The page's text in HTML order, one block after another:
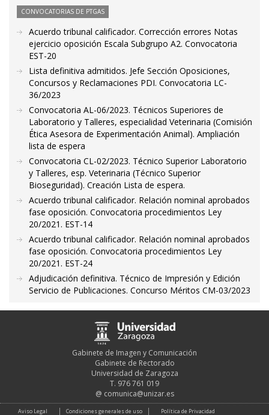
CONVOCATORIAS DE PTGAS
Acuerdo tribunal calificador. Corrección errores Notas
ejercicio oposición Escala Subgrupo A2. Convocatoria
EST-20
Lista definitiva admitidos. Jefe Sección Oposiciones,
Concursos y Reclamaciones PDI. Convocatoria LC-
36/2023
Convocatoria AL-06/2023. Técnicos Superiores de
Laboratorio y Talleres, especialidad Veterinaria (Comisión
Ética Asesora de Experimentación Animal). Ampliación
lista de espera
Convocatoria CL-02/2023. Técnico Superior Laboratorio
y Talleres, esp. Veterinaria (Técnico Superior
Bioseguridad). Creación Lista de espera.
Acuerdo tribunal calificador. Relación nominal aprobados
fase oposición. Convocatoria procedimientos Ley
20/2021. EST-14
Acuerdo tribunal calificador. Relación nominal aprobados
fase oposición. Convocatoria procedimientos Ley
20/2021. EST-24
Adjudicación definitiva. Técnico de Impresión y Edición
Servicio de Publicaciones. Concurso Méritos CM-03/2023
Gabinete de Imagen y Comunicación
Gabinete de Rectorado
Universidad de Zaragoza
T. 976 761 019
@ comunica@unizar.es
Aviso Legal Condiciones generales de uso Política de Privacidad